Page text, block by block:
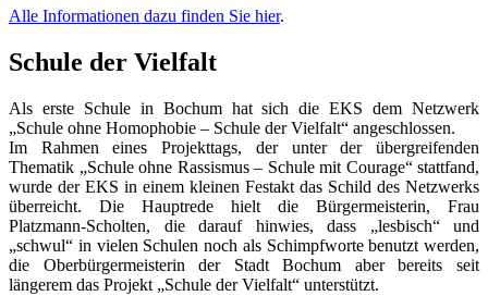
Alle Informationen dazu finden Sie hier.
Schule der Vielfalt
Als erste Schule in Bochum hat sich die EKS dem Netzwerk
„Schule ohne Homophobie – Schule der Vielfalt“ angeschlossen.
Im Rahmen eines Projekttags, der unter der übergreifenden
Thematik „Schule ohne Rassismus – Schule mit Courage“ stattfand,
wurde der EKS in einem kleinen Festakt das Schild des Netzwerks
überreicht. Die Hauptrede hielt die Bürgermeisterin, Frau
Platzmann-Scholten, die darauf hinwies, dass „lesbisch“ und
„schwul“ in vielen Schulen noch als Schimpfworte benutzt werden,
die Oberbürgermeisterin der Stadt Bochum aber bereits seit
längerem das Projekt „Schule der Vielfalt“ unterstützt.